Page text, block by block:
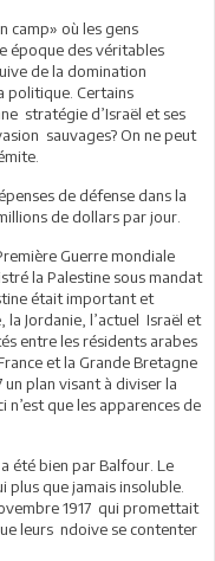
camp» où les gens
époque des véritables
de la domination
politique. Certains
stratégie d’Israël et ses
sauvages? On ne peut
de défense dans la
de dollars par jour.
Guerre mondiale
la Palestine sous mandat
était important et
la Jordanie, l’actuel Israël et
entre les résidents arabes
et la Grande Bretagne
plan visant à diviser la
n’est que les apparences de
été bien par Balfour. Le
plus que jamais insoluble.
1917 qui promettait
leurs ndoive se contenter